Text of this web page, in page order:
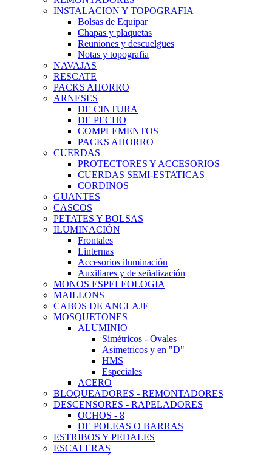
INSTALACION Y TOPOGRAFIA
Bolsas de Equipar
Chapas y plaquetas
Reuniones y descuelgues
Notas y topografia
NAVAJAS
RESCATE
PACKS AHORRO
ARNESES
DE CINTURA
DE PECHO
COMPLEMENTOS
PACKS AHORRO
CUERDAS
PROTECTORES Y ACCESORIOS
CUERDAS SEMI-ESTATICAS
CORDINOS
GUANTES
CASCOS
PETATES Y BOLSAS
ILUMINACIÓN
Frontales
Linternas
Accesorios iluminación
Auxiliares y de señalización
MONOS ESPELEOLOGIA
MAILLONS
CABOS DE ANCLAJE
MOSQUETONES
ALUMINIO
Simétricos - Ovales
Asimetricos y en "D"
HMS
Especiales
ACERO
BLOQUEADORES - REMONTADORES
DESCENSORES - RAPELADORES
OCHOS - 8
DE POLEAS O BARRAS
ESTRIBOS Y PEDALES
ESCALERAS